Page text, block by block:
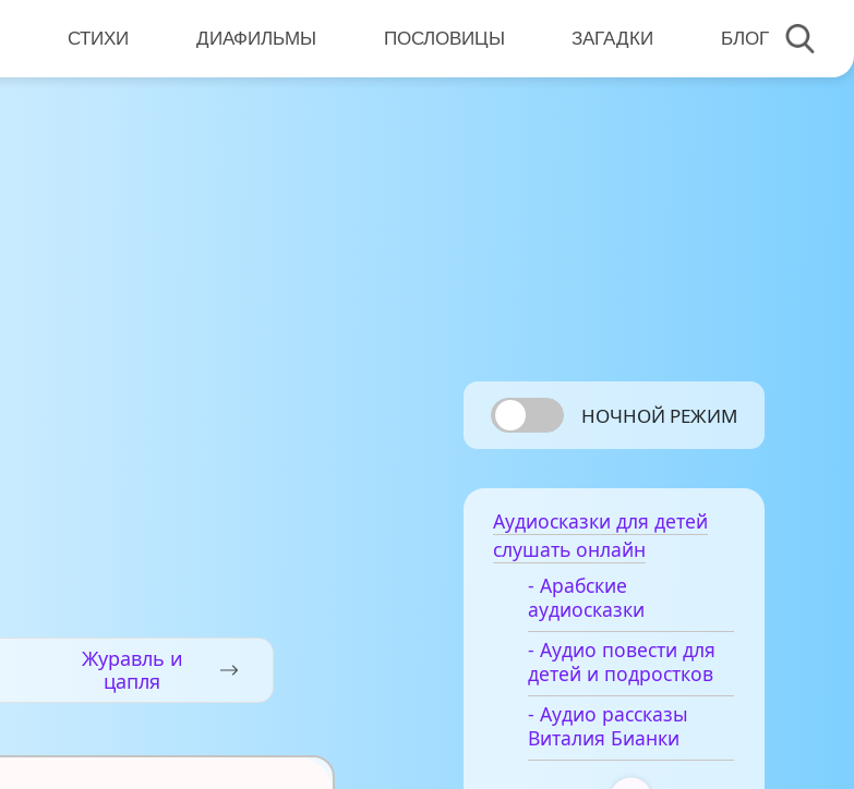
СТИХИ ДИАФИЛЬМЫ ПОСЛОВИЦЫ ЗАГАДКИ БЛОГ
Журавль и
цапля
НОЧНОЙ РЕЖИМ
Аудиосказки для детей
слушать онлайн
- Арабские
аудиосказки
- Аудио повести для
детей и подростков
- Аудио рассказы
Виталия Бианки